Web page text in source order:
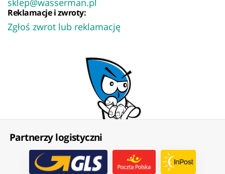
Reklamacje i zwroty:
Zgłoś zwrot lub reklamację
Partnerzy logistyczni